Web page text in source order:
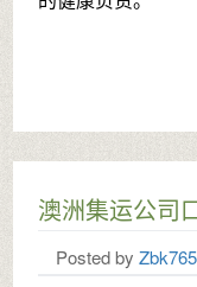
澳洲集运公司
Posted by